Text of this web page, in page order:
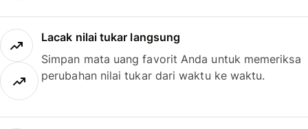
Lacak nilai tukar langsung
Simpan mata uang favorit Anda untuk memeriksa
perubahan nilai tukar dari waktu ke waktu.